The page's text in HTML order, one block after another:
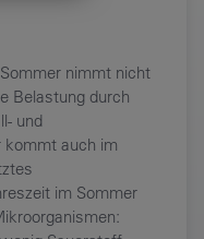
nimmt nicht
Belastung durch
und
kommt auch im
im Sommer